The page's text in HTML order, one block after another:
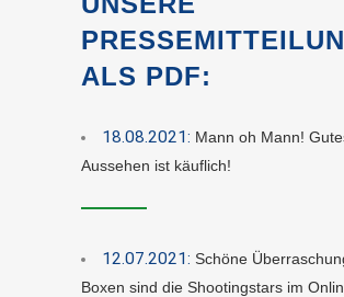
ALS PDF:
18.08.2021: Mann oh Mann!
Aussehen ist käuflich!
12.07.2021: Schöne
Boxen sind die Shootingstars im